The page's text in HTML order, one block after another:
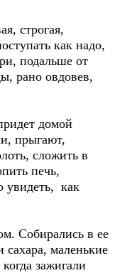
строгая,
как надо,
подальше от
рано овдовев,
домой
прыгают,
сложить в
печь,
увидеть, как
Собирались в ее
маленькие
зажигали